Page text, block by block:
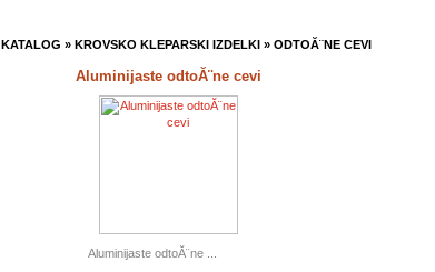
KATALOG » KROVSKO KLEPARSKI IZDELKI » ODTOĂ¨NE CEVI
Aluminijaste odtoĂ¨ne cevi
Aluminijaste odtoĂ¨ne ...